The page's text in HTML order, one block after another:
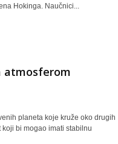
Hokinga. Naučnici...
atmosferom
planeta koje kruže oko drugih
bi mogao imati stabilnu